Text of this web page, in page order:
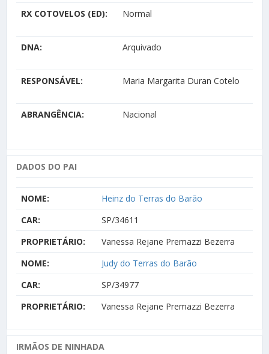
RX COTOVELOS (ED): Normal
DNA: Arquivado
RESPONSÁVEL: Maria Margarita Duran Cotelo
ABRANGÊNCIA: Nacional
DADOS DO PAI
NOME:
Heinz do Terras do Barão
CAR:
SP/34611
PROPRIETÁRIO:
Vanessa Rejane Premazzi Bezerra
NOME:
Judy do Terras do Barão
CAR:
SP/34977
PROPRIETÁRIO:
Vanessa Rejane Premazzi Bezerra
IRMÃOS DE NINHADA